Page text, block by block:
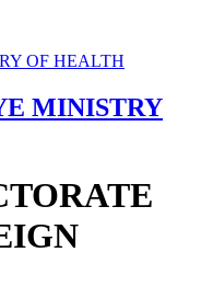
MINISTRY